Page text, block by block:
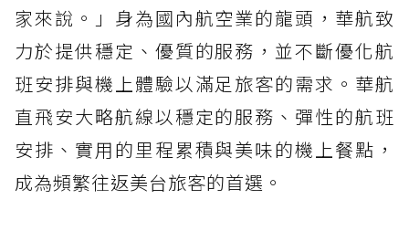
家來說。」身為國內航空業的龍頭，華航致
力於提供穩定、優質的服務，並不斷優化航
班安排與機上體驗以滿足旅客的需求。華航
直飛安大略航線以穩定的服務、彈性的航班
安排、實用的里程累積與美味的機上餐點，
成為頻繁往返美台旅客的首選。